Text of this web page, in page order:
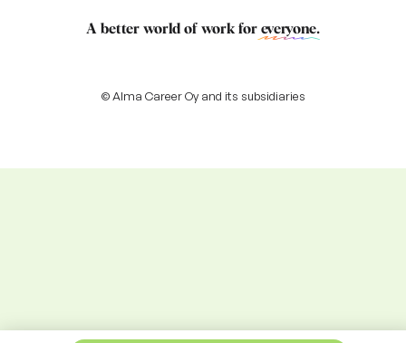
A better world of work for everyone.
© Alma Career Oy and its subsidiaries